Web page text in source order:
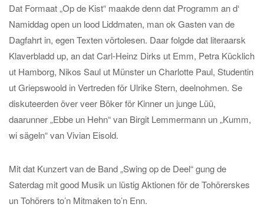
Dat Formaat „Op de Kist“ maakde denn dat Programm an d‘
Namiddag open un lood Liddmaten, man ok Gasten van de
Dagfahrt in, egen Texten vörtolesen. Daar folgde dat literaarsk
Klaverbladd up, an dat Carl-Heinz Dirks ut Emm, Petra Kücklich
ut Hamborg, Nikos Saul ut Münster un Charlotte Paul, Studentin
ut Griepswoold in Vertreden för Ulrike Stern, deelnohmen. Se
diskuteerden över veer Böker för Kinner un junge Lüü,
daarunner „Ebbe un Hehn“ van Birgit Lemmermann un „Kumm,
wi sägeln“ van Vivian Eisold.
Mit dat Kunzert van de Band „Swing op de Deel“ gung de
Saterdag mit good Musik un lüstig Aktionen för de Tohörerskes
un Tohörers to’n Mitmaken to’n Enn.